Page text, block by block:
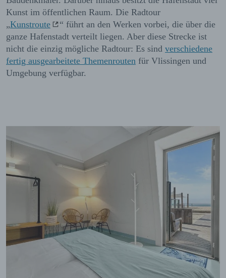
Kunst im öffentlichen Raum. Die Radtour
„Kunstroute
“ führt an den Werken vorbei, die über die
ganze Hafenstadt verteilt liegen. Aber diese Strecke ist
nicht die einzig mögliche Radtour: Es sind verschiedene
fertig ausgearbeitete Themenrouten für Vlissingen und
Umgebung verfügbar.